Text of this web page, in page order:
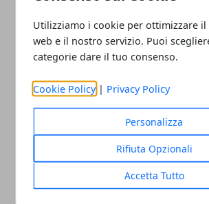
Utilizziamo i cookie per ottimizzare
web e il nostro servizio. Puoi
categorie dare il tuo consenso.
Cookie Policy | Privacy Policy
Personalizza
Rifiuta Opzionali
Accetta Tutto
Movida in Italia: quali sono